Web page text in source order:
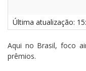
Última atualização:
Aqui no Brasil, foco
prêmios.